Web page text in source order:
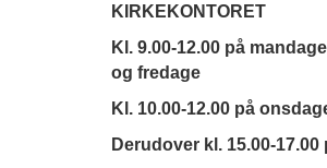
KIRKEKONTORET
Kl. 9.00-12.00 på
og fredage
Kl. 10.00-12.00 på
Derudover kl. 15.00-